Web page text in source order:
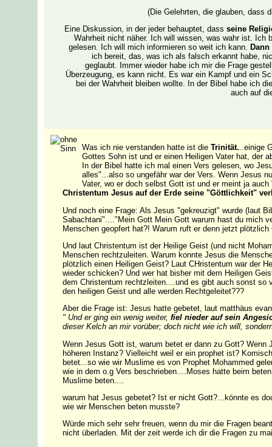
(Die Gelehrten, die glauben, dass
Eine Diskussion, in der jeder behauptet, dass seine
Wahrheit nicht näher. Ich will wissen, was wahr ist. Ich
gelesen. Ich will mich informieren so weit ich kann.
ich bereit, das, was ich als falsch erkannt habe,
geglaubt. Immer wieder habe ich mir die Frage
Überzeugung, es kann nicht. Es war ein Kampf und ein
bei der Wahrheit bleiben wollte. In der Bibel habe ich
auch auf
Was ich nie verstanden hatte ist die Trinität...einige
Gottes Sohn ist und er einen Heiligen Vater hat, der
In der Bibel hatte ich mal einen Vers gelesen, wo
alles"...also so ungefähr war der Vers. Wenn Jesus
Vater, wo er doch selbst Gott ist und er meint ja
Christentum Jesus auf der Erde seine "Göttlichkeit"
Und noch eine Frage: Als Jesus "gekreuzigt" wurde (laut
Sabachtani"...."Mein Gott Mein Gott warum hast du mich
Menschen geopfert hat?! Warum ruft er denn jetzt
Und laut Christentum ist der Heilige Geist (und nicht
Menschen rechtzuleiten. Warum konnte Jesus die
plötzlich einen Heiligen Geist? Laut CHristentum war der
wieder schicken? Und wer hat bisher mit dem Heiligen
dem Christentum rechtzleiten....und es gibt auch sonst
den heiligen Geist und alle werden Rechtgeleitet???
Aber die Frage ist: Jesus hatte gebetet, laut matthäus
" Und er ging ein wenig weiter, fiel nieder auf sein
dieser Kelch an mir vorüber; doch nicht wie ich will,
Wenn Jesus Gott ist, warum betet er dann zu Gott?
höheren Instanz? Vielleicht weil er ein prophet ist?
betet...so wie wir Muslime es von Prophet Mohammed
wie in dem o.g Vers beschrieben....Moses hatte beim
Muslime beten....
warum hat Jesus gebetet? Ist er nicht Gott?...könnte es
wie wir Menschen beten musste?
Würde mich sehr sehr freuen, wenn du mir die Fragen
nicht überladen. Mit der zeit werde ich dir die Fragen zu